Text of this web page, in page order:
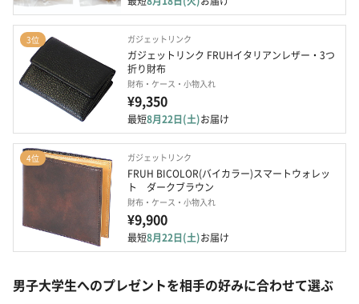
3位 ガジェットリンク
ガジェットリンク FRUHイタリアンレザー・3つ
折り財布
財布・ケース・小物入れ
¥9,350
最短8月22日(土)お届け
4位 ガジェットリンク
FRUH BICOLOR(バイカラー)スマートウォレッ
ト　ダークブラウン
財布・ケース・小物入れ
¥9,900
最短8月22日(土)お届け
男子大学生へのプレゼントを相手の好みに合わせて選ぶ